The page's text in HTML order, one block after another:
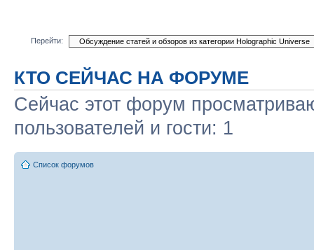
Перейти:
КТО СЕЙЧАС НА ФОРУМЕ
Сейчас этот форум
пользователей и гости: 1
Список форумов